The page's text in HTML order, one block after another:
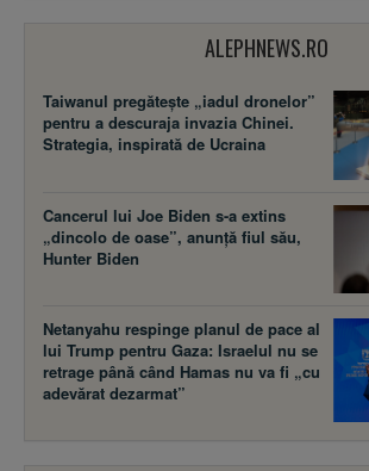
ALEPHNEWS.RO
Taiwanul pregătește „iadul dronelor”
pentru a descuraja invazia Chinei.
Strategia, inspirată de Ucraina
Cancerul lui Joe Biden s-a extins
„dincolo de oase”, anunță fiul său,
Hunter Biden
Netanyahu respinge planul de pace al
lui Trump pentru Gaza: Israelul nu se
retrage până când Hamas nu va fi „cu
adevărat dezarmat”